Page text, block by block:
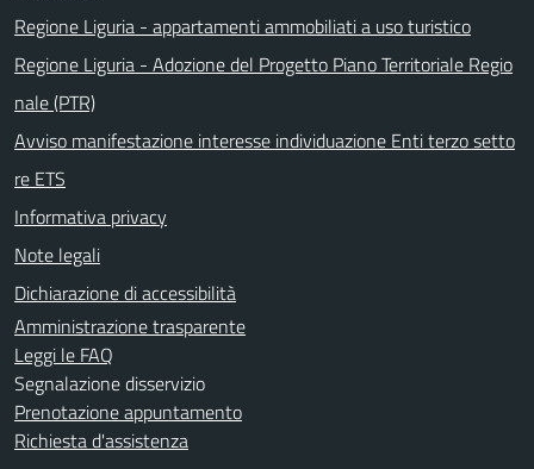
Regione Liguria - appartamenti ammobiliati a uso turistico
Regione Liguria - Adozione del Progetto Piano Territoriale Regio
nale (PTR)
Avviso manifestazione interesse individuazione Enti terzo setto
re ETS
Informativa privacy
Note legali
Dichiarazione di accessibilità
Amministrazione trasparente
Leggi le FAQ
Segnalazione disservizio
Prenotazione appuntamento
Richiesta d'assistenza